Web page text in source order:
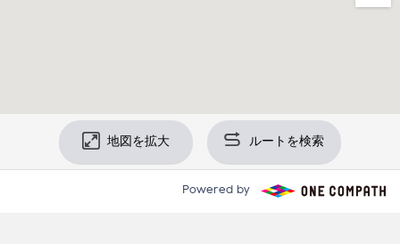
地図を拡大 ルートを検索
Powered by